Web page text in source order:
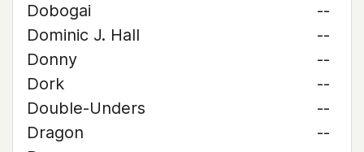
Dobogai
--
Dominic J. Hall
--
Donny
--
Dork
--
Double-Unders
--
Dragon
--